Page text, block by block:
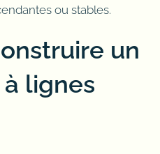
ou stables.
un
lignes